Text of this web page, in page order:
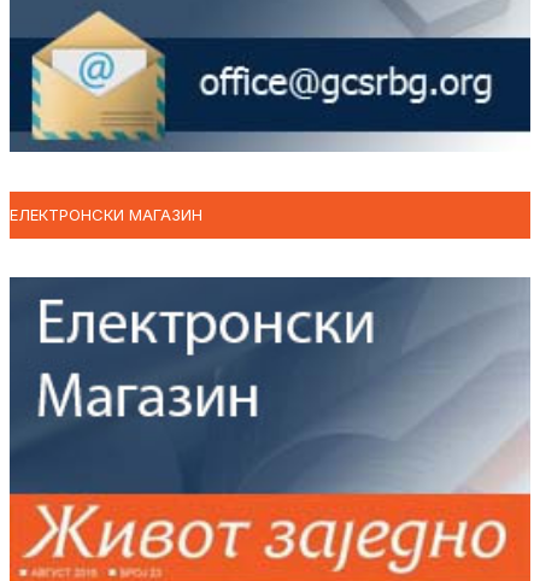
ЕЛЕКТРОНСКИ МАГАЗИН